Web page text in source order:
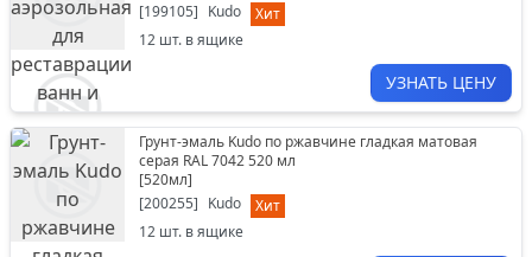
[199105] Kudo
Хит
12 шт. в ящике
УЗНАТЬ ЦЕНУ
Грунт-эмаль Kudo по ржавчине гладкая матовая
серая RAL 7042 520 мл
[520мл]
[200255] Kudo
Хит
12 шт. в ящике